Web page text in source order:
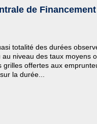
de Financement
totalité des durées
niveau des taux moyens
offertes aux
la durée...